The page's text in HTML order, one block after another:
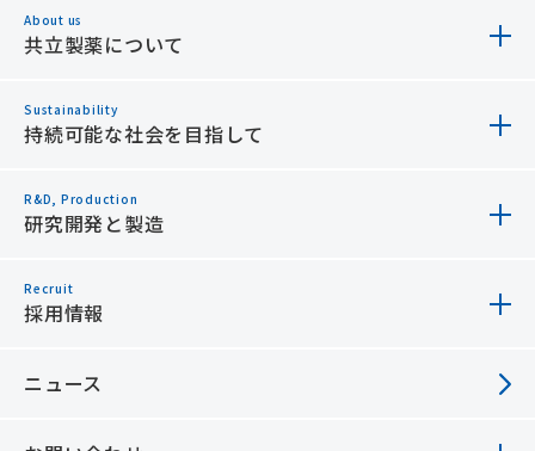
畜水産領域での取り組み
製品・サービス トップ
安全データシート（SDS）
About us
共立製薬について
共立製薬について トップ
ご挨拶
Sustainability
持続可能な社会を目指して
持続可能な社会を目指して トップ
役員メッセージ
R&D, Production
研究開発と製造
研究開発と製造 トップ
先端技術開発センター・つくば工場
Recruit
採用情報
採用情報 トップ
ニュース